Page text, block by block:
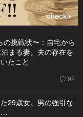
挑戦状〜：自宅から
まる妻。夫の存在を
たこと
92
29歳女。男の強引な
…